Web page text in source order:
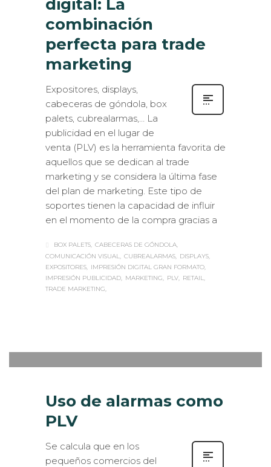
digital: La
combinación
perfecta para trade
marketing
Expositores, displays,
cabeceras de góndola, box
palets, cubrealarmas,… La
publicidad en el lugar de
venta (PLV) es la herramienta favorita de
aquellos que se dedican al trade
marketing y se considera la última fase
del plan de marketing. Este tipo de
soportes tienen la capacidad de influir
en el momento de la compra gracias a
BOX PALETS CABECERAS DE GÓNDOLA
COMUNICACIÓN VISUAL CUBREALARMAS
DISPLAYS
EXPOSITORES
IMPRESIÓN DIGITAL GRAN FORMATO
IMPRESIÓN PUBLICIDAD
MARKETING PLV
RETAIL
TRADE MARKETING
Uso de alarmas como
PLV
Se calcula que en los
pequeños comercios del